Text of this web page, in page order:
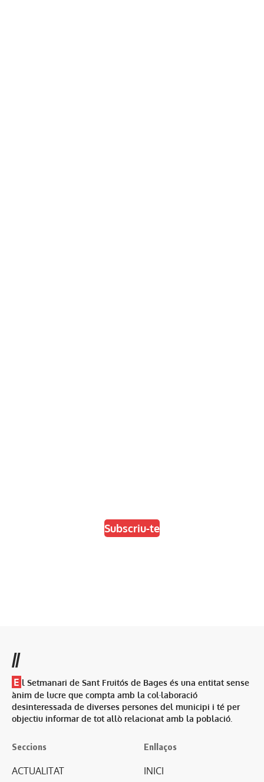
Subscriu-te
//
E l Setmanari de Sant Fruitós de Bages és una entitat sense
ànim de lucre que compta amb la col·laboració
desinteressada de diverses persones del municipi i té per
objectiu informar de tot allò relacionat amb la població.
Seccions
ACTUALITAT
Enllaços
INICI